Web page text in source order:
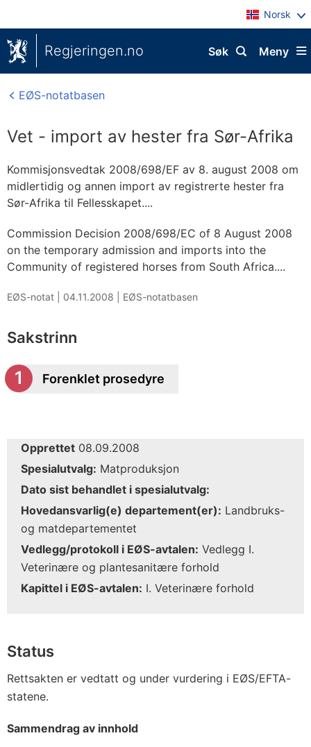
Norsk
Regjeringen.no Meny
Søk
EØS-notatbasen
Vet - import av hester fra Sør-Afrika
Kommisjonsvedtak 2008/698/EF av 8. august 2008 om
midlertidig og annen import av registrerte hester fra
Sør-Afrika til Fellesskapet....
Commission Decision 2008/698/EC of 8 August 2008
on the temporary admission and imports into the
Community of registered horses from South Africa....
EØS-notat | 04.11.2008 EØS-notatbasen
Sakstrinn
Forenklet prosedyre
Opprettet 08.09.2008
Spesialutvalg: Matproduksjon
Dato sist behandlet i spesialutvalg:
Hovedansvarlig(e) departement(er): Landbruks-
og matdepartementet
Vedlegg/protokoll i EØS-avtalen: Vedlegg I.
Veterinære og plantesanitære forhold
Kapittel i EØS-avtalen: I. Veterinære forhold
Status
Rettsakten er vedtatt og under vurdering i EØS/EFTA-
statene.
Sammendrag av innhold